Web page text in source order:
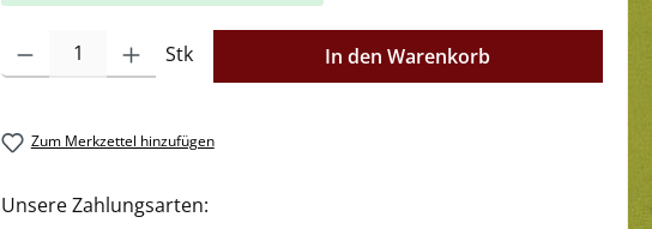
Produkt Anzahl: Gib den gewünschten Wert ein oder benutze die
Stk In den Warenkorb
Zum Merkzettel hinzufügen
Unsere Zahlungsarten: